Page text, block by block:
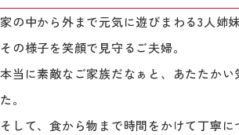
家の中から外まで元気に遊びまわる3人姉妹
その様子を笑顔で見守るご夫婦。
本当に素敵なご家族だなぁと、あたたかい
た。
そして、食から物まで時間をかけて丁寧に